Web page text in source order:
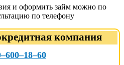
и оформить займ можно по
по телефону
компания